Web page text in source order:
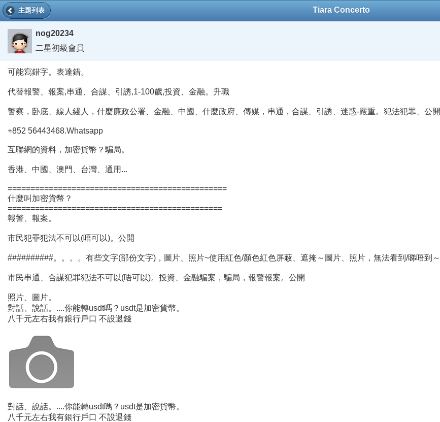
Tiara Concerto
主題列表
nog20234
二星初級會員
可能寫錯字。表達錯。
代替報警、報案,串通、合謀、引誘,1-100歲,投資、金融。升職
警察，卧底、線人綫人，什麼廉政公署、金融、中國、什麼政府、傳媒，串通，合謀、引誘、迷惑-嚴重。犯法犯罪、公開
+852 56443468.Whatsapp
互聯網的資料，加密貨幣？騙局。
香港、中國、澳門、台灣、通用...
================================================
什麼叫加密貨幣？
===============================================
報警、報案。
市民犯罪犯法不可以(唔可以)。公開
##########。。。。有些文字(部份文字)，圖片、照片~使用紅色/顏色紅色屏蔽、遮掩～圖片、照片，無法看到/睇唔到～
市民串通、合謀犯罪犯法不可以(唔可以)。投資、金融騙案，騙局，報警報案。公開
照片、圖片。
對話、說話。....你能轉usdt嗎？usdt是加密貨幣。
八千元左右我有銀行戶口 不設退錢
對話、說話。....你能轉usdt嗎？usdt是加密貨幣。
八千元左右我有銀行戶口 不設退錢